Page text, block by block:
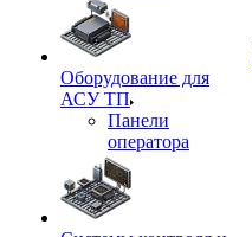
Оборудование для
АСУ ТП
Панели
оператора